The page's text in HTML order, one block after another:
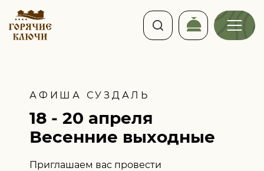
АФИША СУЗДАЛЬ
18 - 20 апреля
Весенние выходные
Приглашаем вас провести